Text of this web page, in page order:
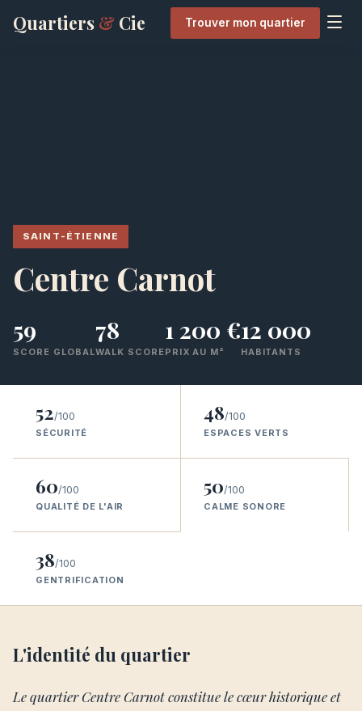
Quartiers & Cie Trouver mon quartier
SAINT-ÉTIENNE
Centre Carnot
59
SCORE GLOBAL
78
WALK SCORE
1 200 €
PRIX AU M²
12 000
HABITANTS
52/100
SÉCURITÉ
48/100
ESPACES VERTS
60/100
QUALITÉ DE L'AIR
50/100
CALME SONORE
38/100
GENTRIFICATION
L'identité du quartier
Le quartier Centre Carnot constitue le cœur historique et